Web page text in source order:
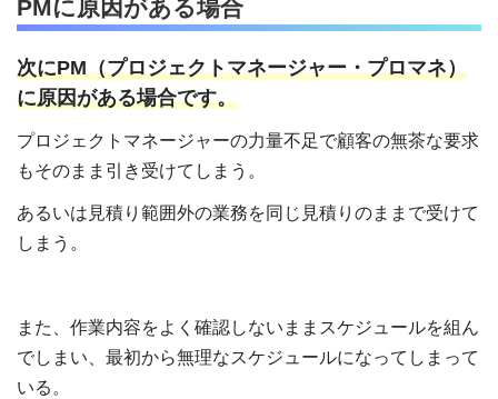
PMに原因がある場合
次にPM（プロジェクトマネージャー・プロマネ）
に原因がある場合です。
プロジェクトマネージャーの力量不足で顧客の無茶な要求
もそのまま引き受けてしまう。
あるいは見積り範囲外の業務を同じ見積りのままで受けて
しまう。
また、作業内容をよく確認しないままスケジュールを組ん
でしまい、最初から無理なスケジュールになってしまって
いる。